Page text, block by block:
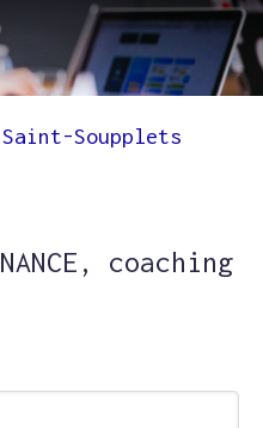
Soupplets
coaching